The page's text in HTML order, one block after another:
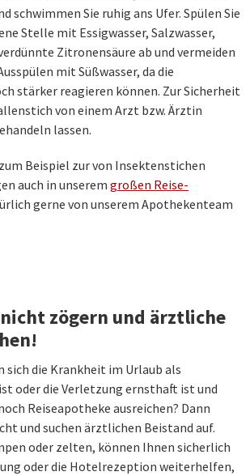
schwimmen Sie ruhig ans Ufer. Spülen Sie
Stelle mit Essigwasser, Salzwasser,
Zitronensäure ab und vermeiden
mit Süßwasser, da die
stärker reagieren können. Zur Sicherheit
von einem Arzt bzw. Ärztin
lassen.
Beispiel zur von Insektenstichen
auch in unserem großen Reise-
gerne von unserem Apothekenteam
zögern und ärztliche
sich die Krankheit im Urlaub als
oder die Verletzung ernsthaft ist und
Reiseapotheke ausreichen? Dann
und suchen ärztlichen Beistand auf.
oder zelten, können Ihnen sicherlich
oder die Hotelrezeption weiterhelfen,